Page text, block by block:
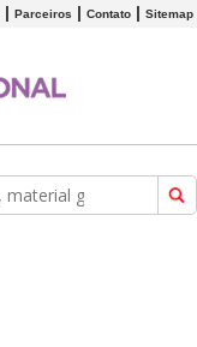
Parceiros Contato Sitemap